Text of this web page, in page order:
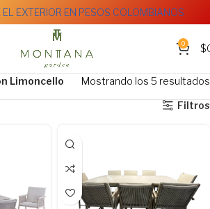
EXTERIOR EN PESOS COLOMBIANOS
0 $
Limoncello Mostrando los 5 resultados
Filtros